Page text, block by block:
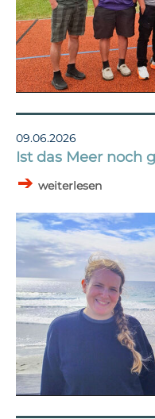
09.06.2026
Ist das Meer noch
weiterlesen